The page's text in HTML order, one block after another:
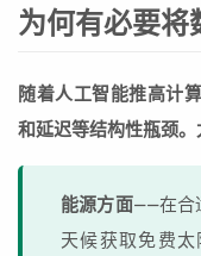
为何有必要将
随着人工智能推高计
和延迟等结构性瓶颈。
能源方面——在合
天候获取免费